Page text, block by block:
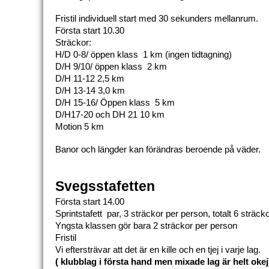
Fristil individuell start med 30 sekunders mellanrum.
Första start 10.30
Sträckor:
H/D 0-8/ öppen klass  1 km (ingen tidtagning)
D/H 9/10/ öppen klass  2 km
D/H 11-12 2,5 km
D/H 13-14 3,0 km
D/H 15-16/ Öppen klass  5 km
D/H17-20 och DH 21 10 km
Motion 5 km
Banor och längder kan förändras beroende på väder.
Svegsstafetten
Första start 14.00
Sprintstafett  par, 3 sträckor per person, totalt 6
Yngsta klassen gör bara 2 sträckor per person
Fristil
Vi eftersträvar att det är en kille och en tjej i varje lag.
( klubblag i första hand men mixade lag är helt